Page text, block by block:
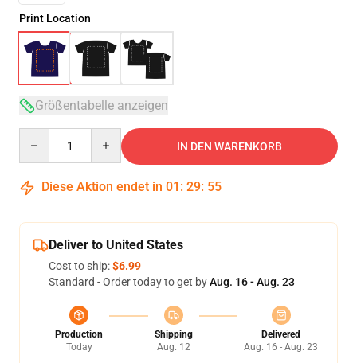
Print Location
Größentabelle anzeigen
IN DEN WARENKORB
Diese Aktion endet in 01 : 29: 54
Deliver to United States
Cost to ship:$6.99
Standard - Order today to get byAug. 16 - Aug. 23
Production
Today
Shipping
Aug. 12
Delivered
Aug. 16 - Aug. 23